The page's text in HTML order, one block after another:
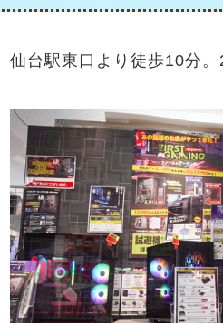
仙台駅東口より徒歩10分